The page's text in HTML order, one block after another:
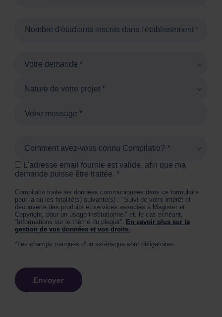
Votre demande *
Nature de votre projet *
Comment avez-vous connu Compilatio? *
L'adresse email fournie est valide, afin que ma
demande puisse être traitée.
Compilatio traite les données communiquées dans ce formulaire
pour la ou les finalité(s) suivante(s) : "Suivi de votre intérêt et
découverte des produits et services associés à Magister et
Copyright, pour un usage institutionnel" et, le cas échéant,
“Informations sur le thème du plagiat”.
En savoir plus sur la
gestion de vos données et vos droits.
*Les champs marqués d’un astérisque sont obligatoires.
Envoyer